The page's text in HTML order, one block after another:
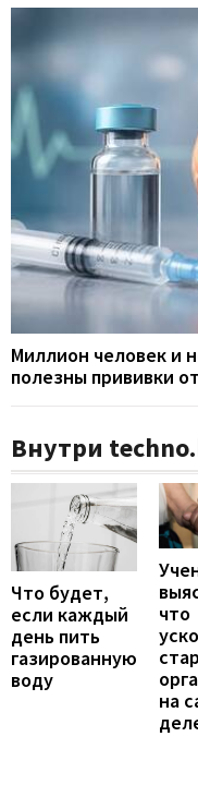
Миллион человек и
полезны прививки
Внутри
Что будет,
если каждый
день пить
газированную
воду
что
на